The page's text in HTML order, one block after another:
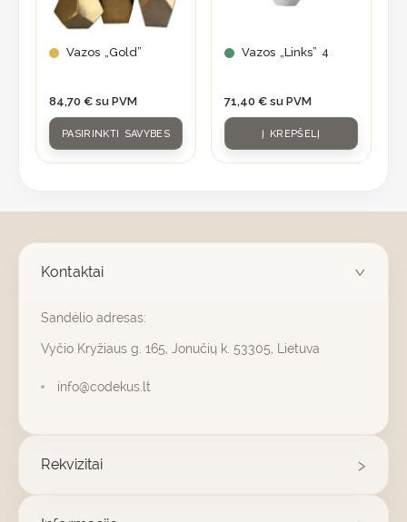
Vazos „Gold”
84,70 € su PVM
PASIRINKTI SAVYBES
The
options
may
chosen
on
the
product
Vazos „Links” 4
71,40 € su PVM
Į KREPŠELĮ
Kontaktai
Sandėlio adresas:
Vyčio Kryžiaus g. 165, Jonučių k. 53305, Lietuva
info@codekus.lt
Rekvizitai